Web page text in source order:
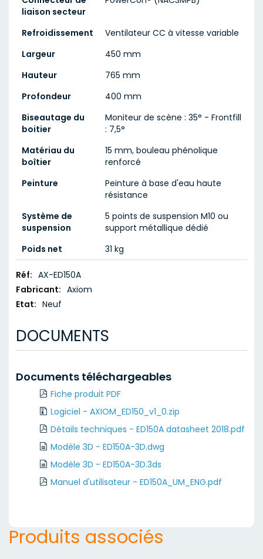
liaison secteur
Refroidissement
Ventilateur CC à vitesse variable
Largeur
450 mm
Hauteur
765 mm
Profondeur
400 mm
Biseautage du
boitier
Moniteur de scène : 35° - Frontfill
: 7,5°
Matériau du
boîtier
15 mm, bouleau phénolique
renforcé
Peinture
Peinture à base d'eau haute
résistance
Système de
suspension
5 points de suspension M10 ou
support métallique dédié
Poids net
31 kg
Caractéristiques
techniques
AX-ED150A
Axiom
Neuf
DOCUMENTS
Documents téléchargeables
Fiche produit PDF
Logiciel - AXIOM_ED150_v1_0.zip
Détails techniques - ED150A datasheet 2018.pdf
Modèle 3D - ED150A-3D.dwg
Modèle 3D - ED150A-3D.3ds
Manuel d'utilisateur - ED150A_UM_ENG.pdf
Produits associés